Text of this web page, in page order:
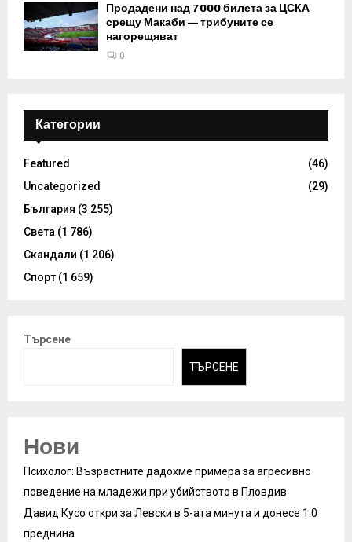
Продадени над 7000 билета за ЦСКА
срещу Макаби — трибуните се
нагорещяват
0
Категории
Featured
(46)
Uncategorized
(29)
България (3 255)
Света (1 786)
Скандали (1 206)
Спорт (1 659)
Търсене
ТЪРСЕНЕ
Нови
Психолог: Възрастните дадохме примера за агресивно
поведение на младежи при убийството в Пловдив
Давид Кусо откри за Левски в 5-ата минута и донесе 1:0
преднина